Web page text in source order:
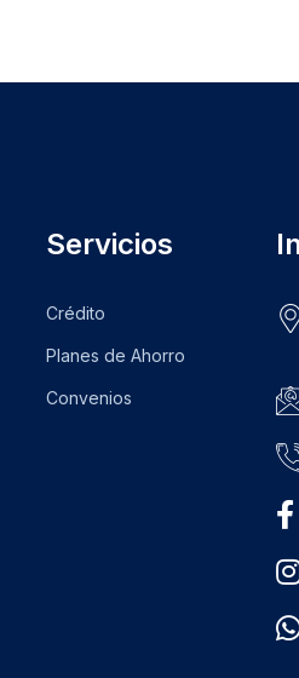
Servicios
Crédito
Planes de Ahorro
Convenios